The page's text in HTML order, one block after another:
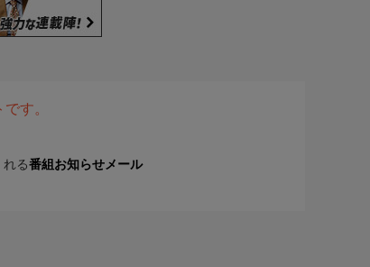
す。
る番組お知らせメール